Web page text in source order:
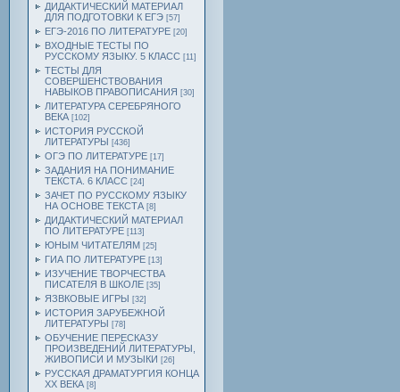
ДИДАКТИЧЕСКИЙ МАТЕРИАЛ
ДЛЯ ПОДГОТОВКИ К ЕГЭ [57]
ЕГЭ-2016 ПО ЛИТЕРАТУРЕ [20]
ВХОДНЫЕ ТЕСТЫ ПО
РУССКОМУ ЯЗЫКУ. 5 КЛАСС [11]
ТЕСТЫ ДЛЯ
СОВЕРШЕНСТВОВАНИЯ
НАВЫКОВ ПРАВОПИСАНИЯ [30]
ЛИТЕРАТУРА СЕРЕБРЯНОГО
ВЕКА [102]
ИСТОРИЯ РУССКОЙ
ЛИТЕРАТУРЫ [436]
ОГЭ ПО ЛИТЕРАТУРЕ [17]
ЗАДАНИЯ НА ПОНИМАНИЕ
ТЕКСТА. 6 КЛАСС [24]
ЗАЧЕТ ПО РУССКОМУ ЯЗЫКУ
НА ОСНОВЕ ТЕКСТА [8]
ДИДАКТИЧЕСКИЙ МАТЕРИАЛ
ПО ЛИТЕРАТУРЕ [113]
ЮНЫМ ЧИТАТЕЛЯМ [25]
ГИА ПО ЛИТЕРАТУРЕ [13]
ИЗУЧЕНИЕ ТВОРЧЕСТВА
ПИСАТЕЛЯ В ШКОЛЕ [35]
ЯЗВКОВЫЕ ИГРЫ [32]
ИСТОРИЯ ЗАРУБЕЖНОЙ
ЛИТЕРАТУРЫ [78]
ОБУЧЕНИЕ ПЕРЕСКАЗУ
ПРОИЗВЕДЕНИЙ ЛИТЕРАТУРЫ,
ЖИВОПИСИ И МУЗЫКИ [26]
РУССКАЯ ДРАМАТУРГИЯ КОНЦА
ХХ ВЕКА [8]